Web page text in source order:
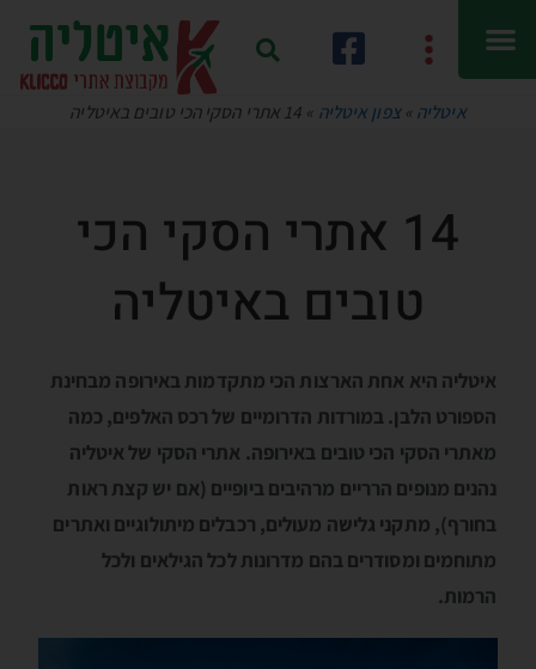
איטליה »צפון איטליה » 14 אתרי הסקי הכי טובים באיטליה
14 אתרי הסקי הכי
טובים באיטליה
איטליה היא אחת הארצות הכי מתקדמות באירופה מבחינת
הספורט הלבן. במורדות הדרומיים של רכס האלפים, כמה
מאתרי הסקי הכי טובים באירופה. אתרי הסקי של איטליה
נהנים מנופים הרריים מרהיבים ביופיים (אם יש קצת ראות
בחורף), מתקני גלישה מעולים, רכבלים מיתולוגיים ואתרים
מתוחמים ומסודרים בהם מדרונות לכל הגילאים ולכל
הרמות.